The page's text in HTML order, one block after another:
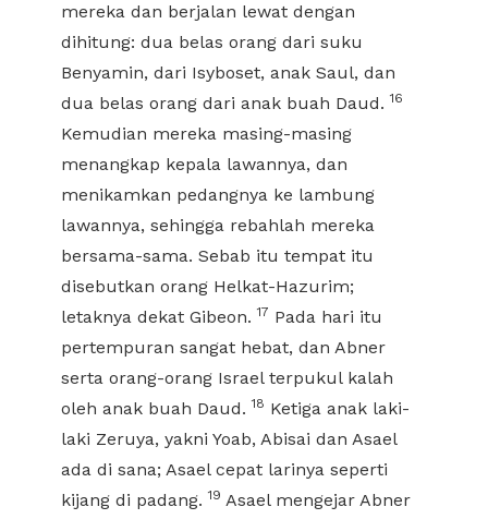
mereka dan berjalan lewat dengan
dihitung: dua belas orang dari suku
Benyamin, dari Isyboset, anak Saul, dan
dua belas orang dari anak buah Daud.16
Kemudian mereka masing-masing
menangkap kepala lawannya, dan
menikamkan pedangnya ke lambung
lawannya, sehingga rebahlah mereka
bersama-sama. Sebab itu tempat itu
disebutkan orang Helkat-Hazurim;
letaknya dekat Gibeon.17 Pada hari itu
pertempuran sangat hebat, dan Abner
serta orang-orang Israel terpukul kalah
oleh anak buah Daud.18 Ketiga anak laki-
laki Zeruya, yakni Yoab, Abisai dan Asael
ada di sana; Asael cepat larinya seperti
kijang di padang.19 Asael mengejar Abner